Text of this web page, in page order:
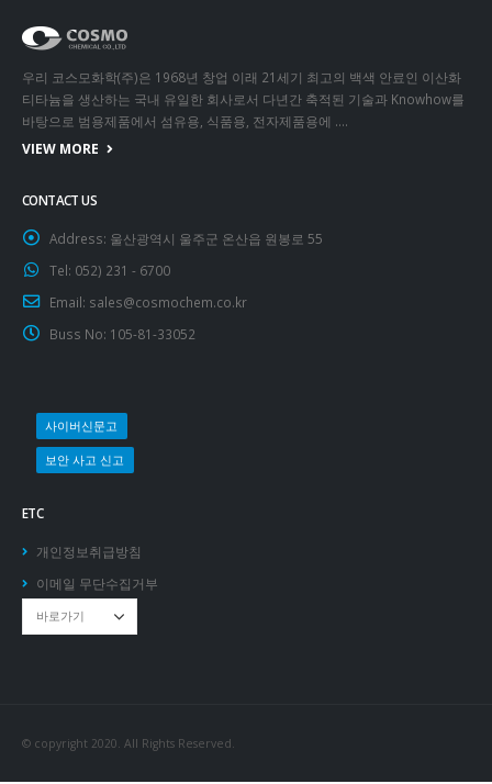
우리 코스모화학(주)은 1968년 창업 이래 21세기 최고의 백색 안료인 이산화
티타늄을 생산하는 국내 유일한 회사로서 다년간 축적된 기술과 Knowhow를
바탕으로 범용제품에서 섬유용, 식품용, 전자제품용에 ….
VIEW MORE
CONTACT US
Address: 울산광역시 울주군 온산읍 원봉로 55
Tel: 052) 231 - 6700
Email: sales@cosmochem.co.kr
Buss No: 105-81-33052
사이버신문고
보안 사고 신고
ETC
개인정보취급방침
이메일 무단수집거부
© copyright 2020. All Rights Reserved.